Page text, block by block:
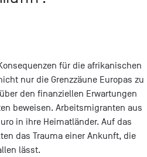
für die afrikanischen
nur die Grenzzäune Europas zu
den finanziellen Erwartungen
beweisen. Arbeitsmigranten aus
in ihre Heimatländer. Auf das
das Trauma einer Ankunft, die
lässt.